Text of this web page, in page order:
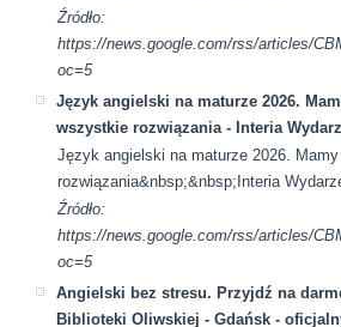
Źródło:
https://news.google.com/rss/articles/
oc=5
Język angielski na maturze 2026.
wszystkie rozwiązania - Interia
Język angielski na maturze 2026.
rozwiązania&nbsp;&nbsp;Interia
Źródło:
https://news.google.com/rss/articles/
oc=5
Angielski bez stresu. Przyjdź na
Biblioteki Oliwskiej - Gdańsk -